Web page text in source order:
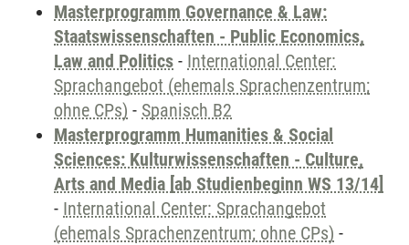
Masterprogramm Governance & Law:
Staatswissenschaften - Public Economics,
Law and Politics - International Center:
Sprachangebot (ehemals Sprachenzentrum;
ohne CPs) - Spanisch B2
Masterprogramm Humanities & Social
Sciences: Kulturwissenschaften - Culture,
Arts and Media [ab Studienbeginn WS 13/14]
- International Center: Sprachangebot
(ehemals Sprachenzentrum; ohne CPs) -